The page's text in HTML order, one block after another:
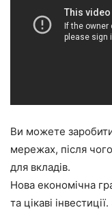
Ви можете
мережах, після
для вкладів.
Нова економічна
та цікаві